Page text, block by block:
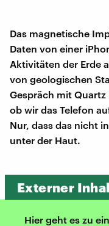
Das magnetische
Daten von einer
Aktivitäten der Erde
von geologischen
Gespräch mit Quartz
ob wir das Telefon
Nur, dass das nicht
unter der Haut.
Externer
Hier geht es zu